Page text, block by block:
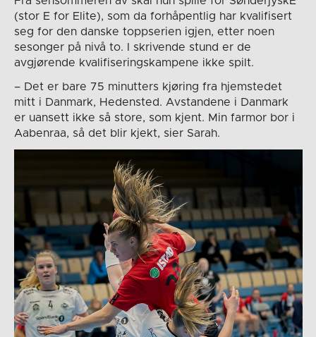
(stor E for Elite), som da forhåpentlig har kvalifisert
seg for den danske toppserien igjen, etter noen
sesonger på nivå to. I skrivende stund er de
avgjørende kvalifiseringskampene ikke spilt.
– Det er bare 75 minutters kjøring fra hjemstedet
mitt i Danmark, Hedensted. Avstandene i Danmark
er uansett ikke så store, som kjent. Min farmor bor i
Aabenraa, så det blir kjekt, sier Sarah.